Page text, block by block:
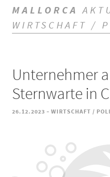
MALLORCA
WIRTSCHAFT /
Unternehmer
Sternwarte in
26.12.2023 - WIRTSCHAFT /